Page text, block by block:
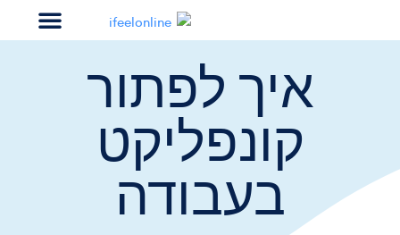
איך לפתור
קונפליקט
בעבודה